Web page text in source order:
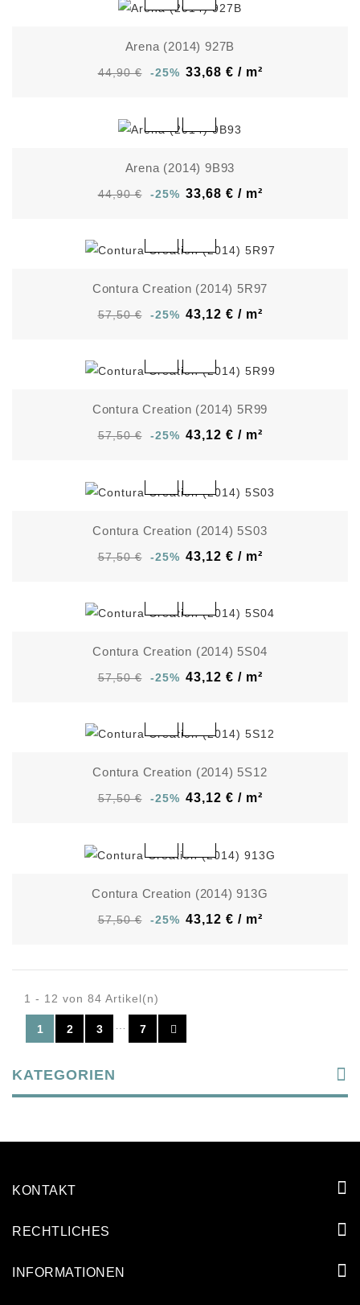
Arena (2014) 927B
44,90 € -25% 33,68 € / m²
Arena (2014) 9B93
44,90 € -25% 33,68 € / m²
Contura Creation (2014) 5R97
57,50 € -25% 43,12 € / m²
Contura Creation (2014) 5R99
57,50 € -25% 43,12 € / m²
Contura Creation (2014) 5S03
57,50 € -25% 43,12 € / m²
Contura Creation (2014) 5S04
57,50 € -25% 43,12 € / m²
Contura Creation (2014) 5S12
57,50 € -25% 43,12 € / m²
Contura Creation (2014) 913G
57,50 € -25% 43,12 € / m²
1 - 12 von 84 Artikel(n)
1 2 3 7
KATEGORIEN
KONTAKT
RECHTLICHES
INFORMATIONEN